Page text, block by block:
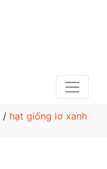
/ hạt giống lơ xanh